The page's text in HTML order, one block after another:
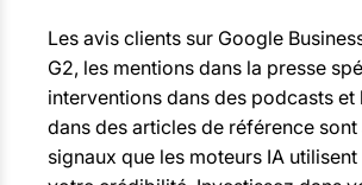
Les avis clients sur Google
G2, les mentions dans la presse
interventions dans des podcasts et
dans des articles de référence sont
signaux que les moteurs IA